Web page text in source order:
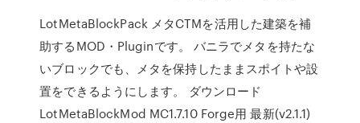
LotMetaBlockPack メタCTMを活用した建築を補
助するMOD・Pluginです。 バニラでメタを持たな
いブロックでも、メタを保持したままスポイトや設
置をできるようにします。 ダウンロード
LotMetaBlockMod MC1.7.10 Forge用 最新(v2.1.1)